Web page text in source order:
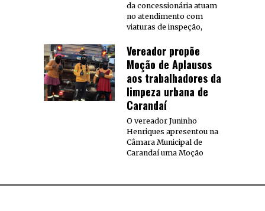
da concessionária atuam
no atendimento com
viaturas de inspeção,
Vereador propõe
Moção de Aplausos
aos trabalhadores da
limpeza urbana de
Carandaí
O vereador Juninho
Henriques apresentou na
Câmara Municipal de
Carandaí uma Moção